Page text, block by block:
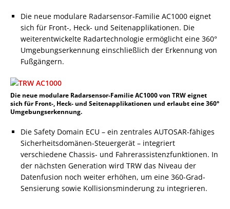
Die neue modulare Radarsensor-Familie AC1000 eignet
sich für Front-, Heck- und Seitenapplikationen. Die
weiterentwickelte Radartechnologie ermöglicht eine 360°
Umgebungserkennung einschließlich der Erkennung von
Fußgängern.
Die neue modulare Radarsensor-Familie AC1000 von TRW eignet
sich für Front-, Heck- und Seitenapplikationen und erlaubt eine 360°
Umgebungserkennung.
Die Safety Domain ECU – ein zentrales AUTOSAR-fähiges
Sicherheitsdomänen-Steuergerät – integriert
verschiedene Chassis- und Fahrerassistenzfunktionen. In
der nächsten Generation wird TRW das Niveau der
Datenfusion noch weiter erhöhen, um eine 360-Grad-
Sensierung sowie Kollisionsminderung zu integrieren.